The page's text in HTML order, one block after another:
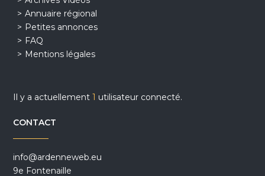
Annuaire régional
Petites annonces
FAQ
Mentions légales
Il y a actuellement1 utilisateur connecté.
CONTACT
info@ardenneweb.eu
9e Fontenaille